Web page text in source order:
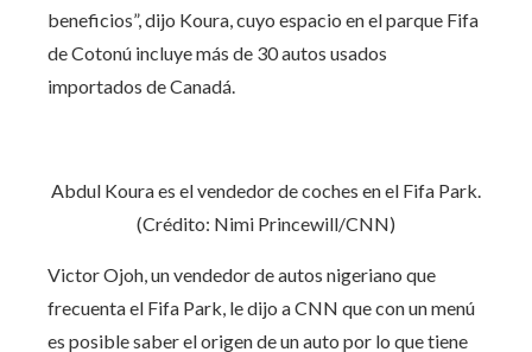
beneficios”, dijo Koura, cuyo espacio en el parque Fifa
de Cotonú incluye más de 30 autos usados ​​
importados de Canadá.
Abdul Koura es el vendedor de coches en el Fifa Park.
(Crédito: Nimi Princewill/CNN)
Victor Ojoh, un vendedor de autos nigeriano que
frecuenta el Fifa Park, le dijo a CNN que con un menú
es posible saber el origen de un auto por lo que tiene